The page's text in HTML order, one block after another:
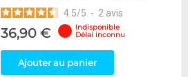
4.5/5 - 2 avis
36,90 €
Indisponible
Délai inconnu
Ajouter au panier